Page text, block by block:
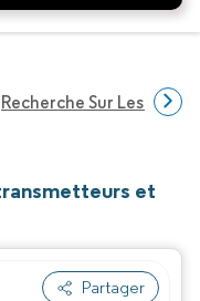
Recherche Sur Les
et
Partager